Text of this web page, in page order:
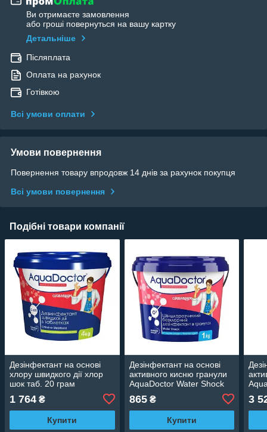
Ви отримаєте замовлення
або гроші повернуться на вашу картку
Детальніше
Післяплата
Оплата на рахунок
Готівкою
Всі умови оплати
Умови повернення
Повернення товару впродовж 14 днів за рахунок покупця
Всі умови повернення
Подібні товари компанії
Дезінфектант на основі
хлору швидкого дії хлор
шок таб. 20 грам
1 764 ₴
Купити
Дезінфектант на основі
активного кисню гранули
AquaDoctor Water Shock
865₴
Купити
3